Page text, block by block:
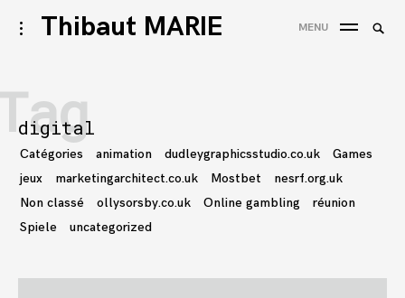
Accéder
au
Thibaut MARIE
activer/désactiver
barre
latérale
MENU
digital
Catégories animation dudleygraphicsstudio.co.uk
Games
jeux
marketingarchitect.co.uk Mostbet
nesrf.org.uk
Non classé
ollysorsby.co.uk Online gambling
réunion
Spiele
uncategorized